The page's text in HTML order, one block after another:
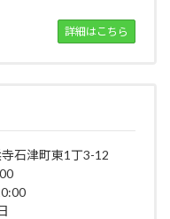
詳細はこちら
石津町東1丁3-12